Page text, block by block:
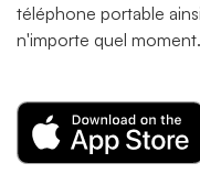
téléphone portable
n'importe quel moment.